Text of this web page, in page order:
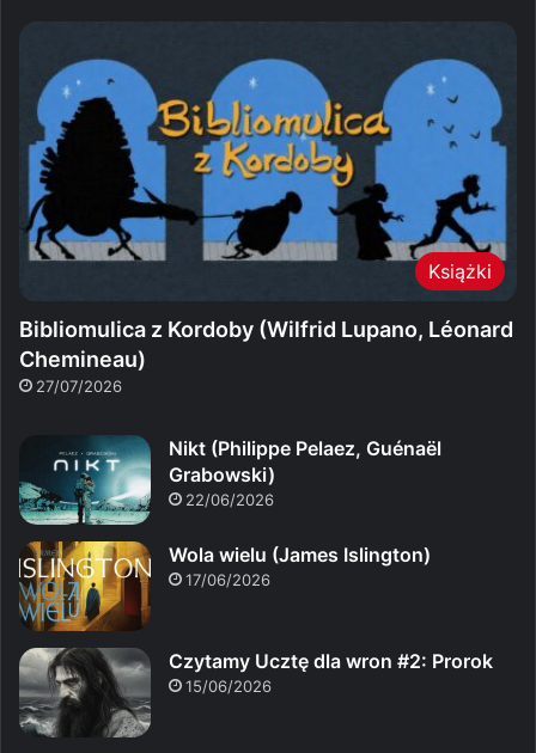
Książki
Bibliomulica z Kordoby (Wilfrid Lupano, Léonard
Chemineau)
27/07/2026
Nikt (Philippe Pelaez, Guénaël
Grabowski)
22/06/2026
Wola wielu (James Islington)
17/06/2026
Czytamy Ucztę dla wron #2: Prorok
15/06/2026